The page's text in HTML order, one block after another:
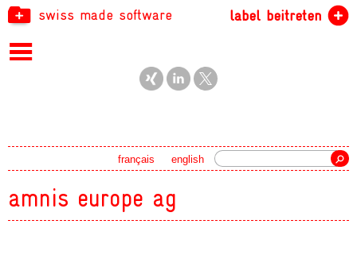
swiss made software label beitreten
english
français
amnis europe ag